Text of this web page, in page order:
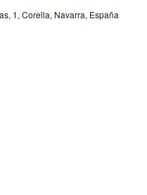
1, Corella, Navarra, España